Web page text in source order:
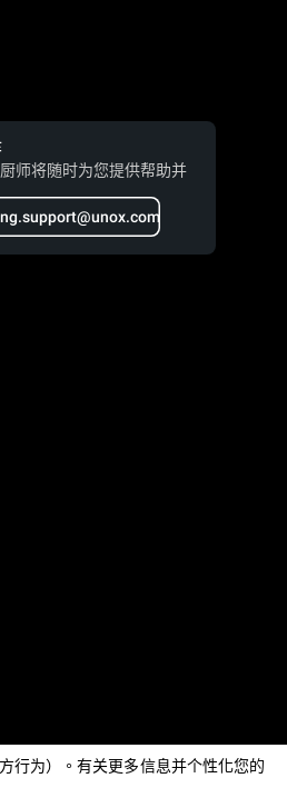
师将随时为您提供帮助并
行为）。有关更多信息并个性化您的